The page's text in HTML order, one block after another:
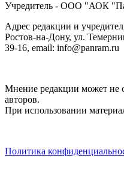
Учредитель - ООО "АОК
Адрес редакции и
Ростов-на-Дону, ул.
39-16, email: info@panram.ru
Мнение редакции может не
авторов.
При использовании
Политика